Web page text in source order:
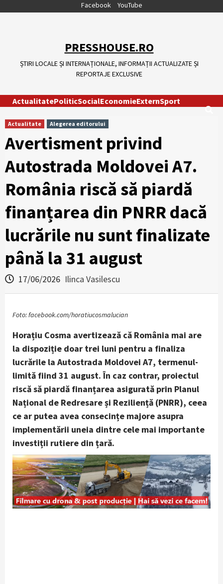
Facebook YouTube
PRESSHOUSE.RO
ȘTIRI LOCALE ȘI INTERNAȚIONALE, INFORMAȚII ACTUALIZATE ȘI
REPORTAJE EXCLUSIVE
ActualitatePoliticSocialEconomieExternSport
Actualitate Alegerea editorului
Avertisment privind
Autostrada Moldovei A7.
România riscă să piardă
finanțarea din PNRR dacă
lucrările nu sunt finalizate
până la 31 august
17/06/2026 Ilinca Vasilescu
Foto: facebook.com/horatiucosmalucian
Horațiu Cosma avertizează că România mai are
la dispoziție doar trei luni pentru a finaliza
lucrările la Autostrada Moldovei A7, termenul-
limită fiind 31 august. În caz contrar, proiectul
riscă să piardă finanțarea asigurată prin Planul
Național de Redresare și Reziliență (PNRR), ceea
ce ar putea avea consecințe majore asupra
implementării uneia dintre cele mai importante
investiții rutiere din țară.